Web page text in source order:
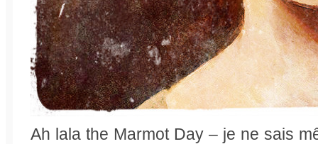
Ah lala the Marmot Day – je ne sais